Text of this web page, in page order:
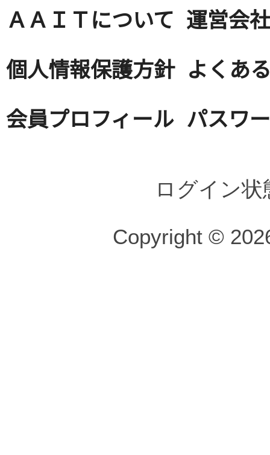
ＡＡＩＴについて 運営会社
個人情報保護方針 よくあ
会員プロフィール パスワ
ログイン
Copyright ©